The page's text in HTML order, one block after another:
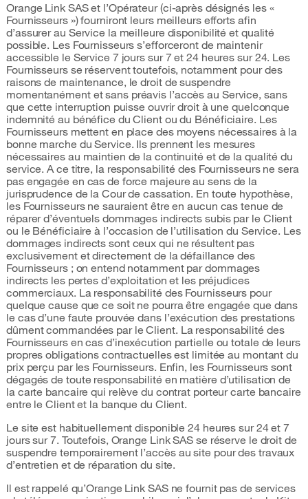
Orange Link SAS et l’Opérateur (ci-après désignés les «
Fournisseurs ») fourniront leurs meilleurs efforts afin
d’assurer au Service la meilleure disponibilité et qualité
possible. Les Fournisseurs s’efforceront de maintenir
accessible le Service 7 jours sur 7 et 24 heures sur 24. Les
Fournisseurs se réservent toutefois, notamment pour des
raisons de maintenance, le droit de suspendre
momentanément et sans préavis l’accès au Service, sans
que cette interruption puisse ouvrir droit à une quelconque
indemnité au bénéfice du Client ou du Bénéficiaire. Les
Fournisseurs mettent en place des moyens nécessaires à la
bonne marche du Service. Ils prennent les mesures
nécessaires au maintien de la continuité et de la qualité du
service. A ce titre, la responsabilité des Fournisseurs ne sera
pas engagée en cas de force majeure au sens de la
jurisprudence de la Cour de cassation. En toute hypothèse,
les Fournisseurs ne sauraient être en aucun cas tenue de
réparer d’éventuels dommages indirects subis par le Client
ou le Bénéficiaire à l’occasion de l’utilisation du Service. Les
dommages indirects sont ceux qui ne résultent pas
exclusivement et directement de la défaillance des
Fournisseurs ; on entend notamment par dommages
indirects les pertes d’exploitation et les préjudices
commerciaux. La responsabilité des Fournisseurs pour
quelque cause que ce soit ne pourra être engagée que dans
le cas d’une faute prouvée dans l’exécution des prestations
dûment commandées par le Client. La responsabilité des
Fournisseurs en cas d’inexécution partielle ou totale de leurs
propres obligations contractuelles est limitée au montant du
prix perçu par les Fournisseurs. Enfin, les Fournisseurs sont
dégagés de toute responsabilité en matière d’utilisation de
la carte bancaire qui relève du contrat porteur carte bancaire
entre le Client et la banque du Client.
Le site est habituellement disponible 24 heures sur 24 et 7
jours sur 7. Toutefois, Orange Link SAS se réserve le droit de
suspendre temporairement l’accès au site pour des travaux
d’entretien et de réparation du site.
Il est rappelé qu’Orange Link SAS ne fournit pas de services